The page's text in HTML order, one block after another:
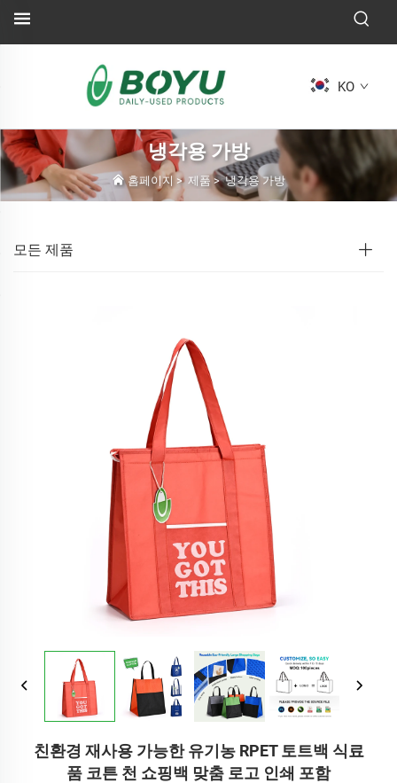
KO
냉각용 가방
홈페이지 > 제품 >냉각용 가방
모든 제품
친환경 재사용 가능한 유기농 RPET 토트백 식료
품 코튼 천 쇼핑백 맞춤 로고 인쇄 포함